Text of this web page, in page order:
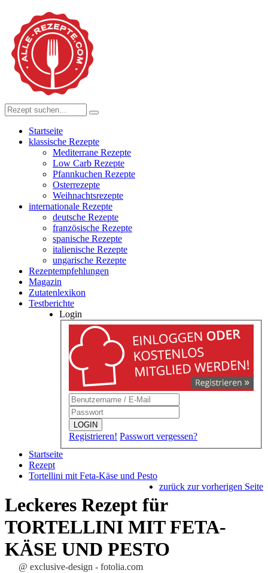
Startseite
klassische Rezepte
Mediterrane Rezepte
Low Carb Rezepte
Pfannkuchen Rezepte
Osterrezepte
Weihnachtsrezepte
internationale Rezepte
deutsche Rezepte
französische Rezepte
spanische Rezepte
italienische Rezepte
ungarische Rezepte
Rezeptempfehlungen
Magazin
Zutatenlexikon
Testberichte
Login
LOGIN
Registrieren! Passwort vergessen?
Startseite
Rezept
Tortellini mit Feta-Käse und Pesto
zurück zur vorherigen Seite
Leckeres Rezept für
TORTELLINI MIT FETA-
KÄSE UND PESTO
@ exclusive-design - fotolia.com